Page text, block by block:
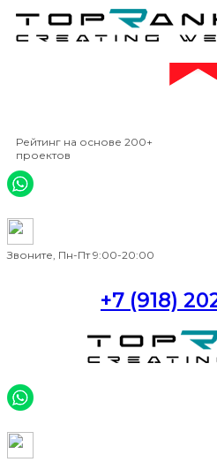
Рейтинг на основе 200+
проектов
Звоните, Пн-Пт 9:00-20:00
+7 (918)